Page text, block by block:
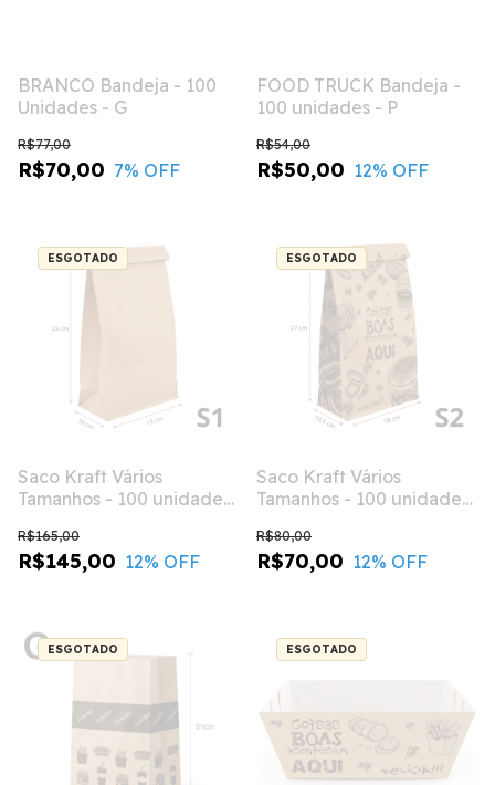
BRANCO Bandeja - 100
Unidades - G
R$70,00
R$77,00
7% OFF
FOOD TRUCK Bandeja -
100 unidades - P
R$50,00
R$54,00
12% OFF
ESGOTADO
Saco Kraft Vários
Tamanhos - 100 unidades
R$145,00
R$165,00
12% OFF
ESGOTADO
Saco Kraft Vários
Tamanhos - 100 unidades
R$70,00
R$80,00
12% OFF
ESGOTADO ESGOTADO